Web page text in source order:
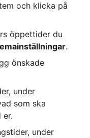
och klicka på
öppettider du
.
önskade
under
som ska
er.
under